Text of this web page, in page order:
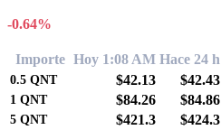
-0.64%
Importe Hoy 1:08 AM Hace 24 h
0.5 QNT $42.13 $42.43
1 QNT $84.26 $84.86
5 QNT $421.3 $424.3